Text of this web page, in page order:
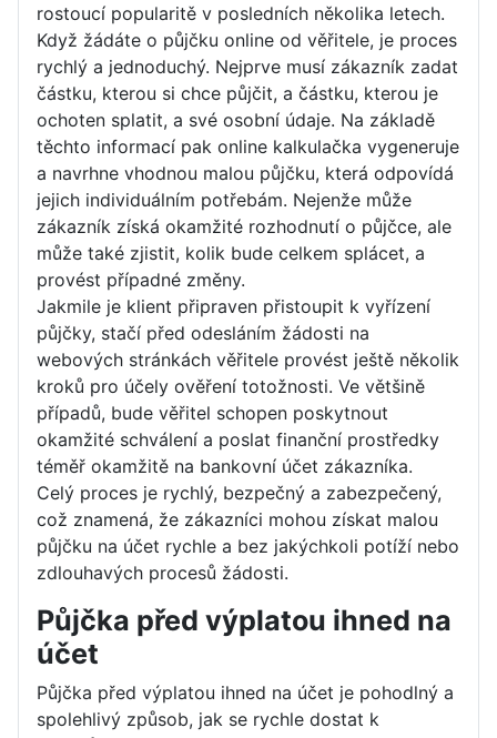
rostoucí popularitě v posledních několika letech.
Když žádáte o půjčku online od věřitele, je proces
rychlý a jednoduchý. Nejprve musí zákazník zadat
částku, kterou si chce půjčit, a částku, kterou je
ochoten splatit, a své osobní údaje. Na základě
těchto informací pak online kalkulačka vygeneruje
a navrhne vhodnou malou půjčku, která odpovídá
jejich individuálním potřebám. Nejenže může
zákazník získá okamžité rozhodnutí o půjčce, ale
může také zjistit, kolik bude celkem splácet, a
provést případné změny.
Jakmile je klient připraven přistoupit k vyřízení
půjčky, stačí před odesláním žádosti na
webových stránkách věřitele provést ještě několik
kroků pro účely ověření totožnosti. Ve většině
případů, bude věřitel schopen poskytnout
okamžité schválení a poslat finanční prostředky
téměř okamžitě na bankovní účet zákazníka.
Celý proces je rychlý, bezpečný a zabezpečený,
což znamená, že zákazníci mohou získat malou
půjčku na účet rychle a bez jakýchkoli potíží nebo
zdlouhavých procesů žádosti.
Půjčka před výplatou ihned na
účet
Půjčka před výplatou ihned na účet je pohodlný a
spolehlivý způsob, jak se rychle dostat k